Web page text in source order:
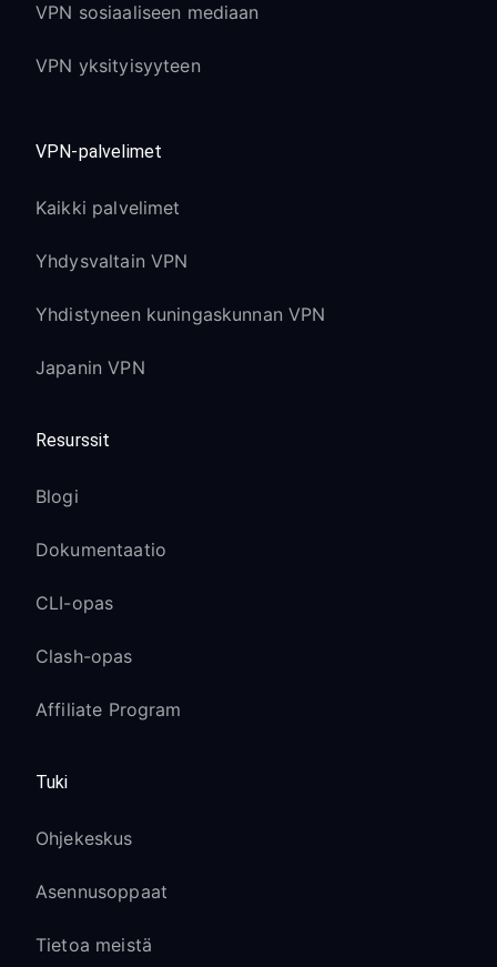
VPN sosiaaliseen mediaan
VPN yksityisyyteen
VPN-palvelimet
Kaikki palvelimet
Yhdysvaltain VPN
Yhdistyneen kuningaskunnan VPN
Japanin VPN
Resurssit
Blogi
Dokumentaatio
CLI-opas
Clash-opas
Affiliate Program
Tuki
Ohjekeskus
Asennusoppaat
Tietoa meistä